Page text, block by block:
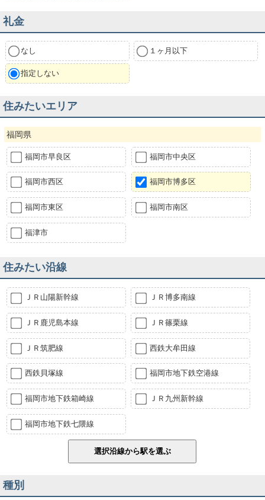
礼金
なし １ヶ月以下
指定しない
住みたいエリア
福岡県
福岡市早良区 福岡市中央区
福岡市西区 福岡市博多区
福岡市東区 福岡市南区
福津市
住みたい沿線
ＪＲ山陽新幹線 ＪＲ博多南線
ＪＲ鹿児島本線 ＪＲ篠栗線
ＪＲ筑肥線 西鉄大牟田線
西鉄貝塚線 福岡市地下鉄空港線
福岡市地下鉄箱崎線 ＪＲ九州新幹線
福岡市地下鉄七隈線
種別